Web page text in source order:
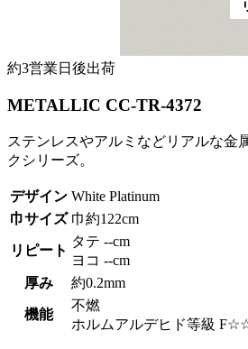
約3営業日後出荷
METALLIC CC-TR-4372
ステンレスやアルミなどリアルな金
クシリーズ。
デザイン White Platinum
巾サイズ 巾約122cm
リピート
タテ --cm
ヨコ --cm
厚み
約0.2mm
機能
不燃
ホルムアルデヒド等級